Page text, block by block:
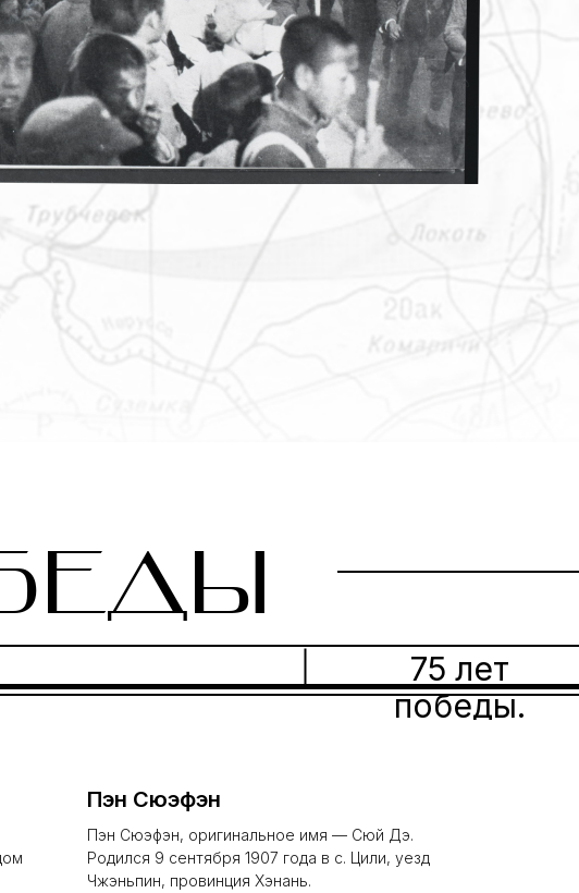
75 лет
победы.
Пэн Сюэфэн
Пэн Сюэфэн, оригинальное имя — Сюй Дэ.
Родился 9 сентября 1907 года в с. Цили, уезд
Чжэньпин, провинция Хэнань.